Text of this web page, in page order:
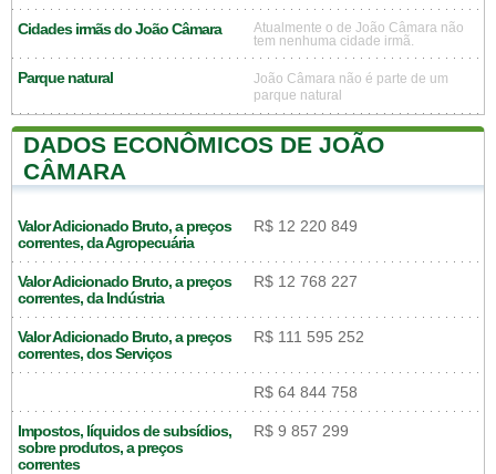
Cidades irmãs do João Câmara
Atualmente o de João Câmara não
tem nenhuma cidade irmã.
Parque natural
João Câmara não é parte de um
parque natural
DADOS ECONÔMICOS DE JOÃO
CÂMARA
Valor Adicionado Bruto, a preços
correntes, da Agropecuária
R$ 12 220 849
Valor Adicionado Bruto, a preços
correntes, da Indústria
R$ 12 768 227
Valor Adicionado Bruto, a preços
correntes, dos Serviços
R$ 111 595 252
R$ 64 844 758
Impostos, líquidos de subsídios,
sobre produtos, a preços
correntes
R$ 9 857 299